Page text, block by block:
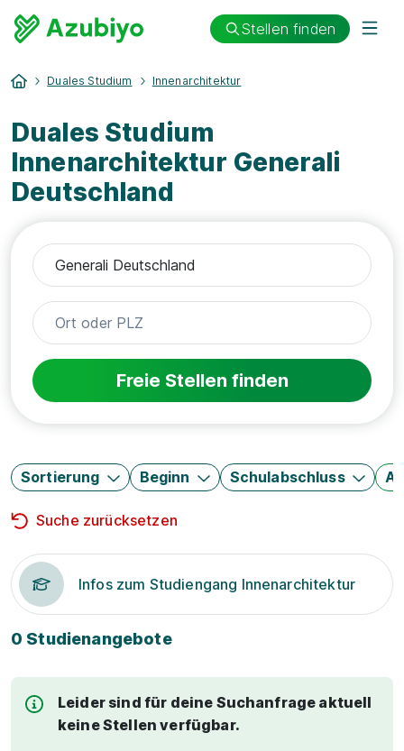
Stellen finden
Duales Studium Innenarchitektur
Duales Studium
Innenarchitektur Generali
Deutschland
Freie Stellen finden
Sortierung Beginn Schulabschluss
Suche zurücksetzen
Infos zum Studiengang Innenarchitektur
0 Studienangebote
Leider sind für deine Suchanfrage aktuell
keine Stellen verfügbar.